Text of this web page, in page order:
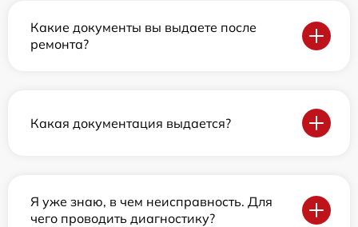
Какие документы вы выдаете после
ремонта?
Какая документация выдается?
Я уже знаю, в чем неисправность. Для
чего проводить диагностику?